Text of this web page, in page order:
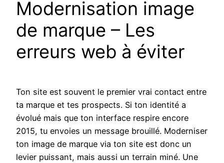
Modernisation image
de marque – Les
erreurs web à éviter
Ton site est souvent le premier vrai contact entre
ta marque et tes prospects. Si ton identité a
évolué mais que ton interface respire encore
2015, tu envoies un message brouillé. Moderniser
ton image de marque via ton site est donc un
levier puissant, mais aussi un terrain miné. Une